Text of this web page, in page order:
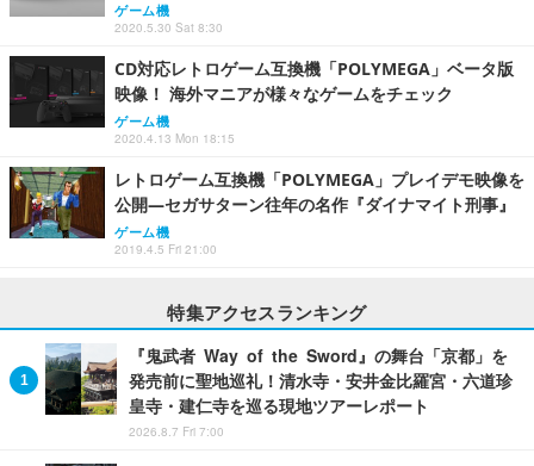
ゲーム機
2020.5.30 Sat 8:30
CD対応レトロゲーム互換機「POLYMEGA」ベータ版
映像！ 海外マニアが様々なゲームをチェック
ゲーム機
2020.4.13 Mon 18:15
レトロゲーム互換機「POLYMEGA」プレイデモ映像を
公開―セガサターン往年の名作『ダイナマイト刑事』
ゲーム機
2019.4.5 Fri 21:00
特集アクセスランキング
『鬼武者 Way of the Sword』の舞台「京都」を
発売前に聖地巡礼！清水寺・安井金比羅宮・六道珍
皇寺・建仁寺を巡る現地ツアーレポート
2026.8.7 Fri 7:00